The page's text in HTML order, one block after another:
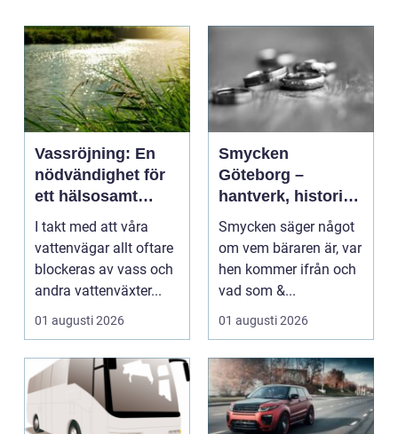
Vassröjning: En
nödvändighet för
ett hälsosamt
vattenlandskap
I takt med att våra
vattenvägar allt oftare
blockeras av vass och
andra vattenväxter...
01 augusti 2026
Smycken
Göteborg –
hantverk, historia
och personligt
uttryck
Smycken säger något
om vem bäraren är, var
hen kommer ifrån och
vad som &...
01 augusti 2026